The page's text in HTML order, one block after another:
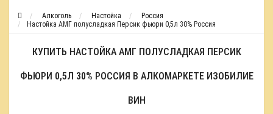
Алкоголь Настойка
Россия
Настойка АМГ полусладкая Персик фьюри 0,5л 30% Россия
КУПИТЬ НАСТОЙКА АМГ ПОЛУСЛАДКАЯ ПЕРСИК
ФЬЮРИ 0,5Л 30% РОССИЯ В АЛКОМАРКЕТЕ ИЗОБИЛИЕ
ВИН